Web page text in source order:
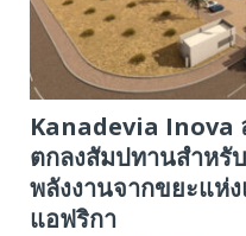
Kanadevia Inova
ตกลงสัมปทานสำหรั
พลังงานจากขยะแห่
แอฟริกา